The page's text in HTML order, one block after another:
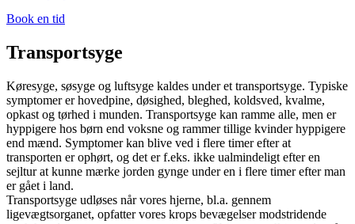
Book en tid
Transport­syge
Køresyge, søsyge og luftsyge kaldes under et transportsyge. Typiske
symptomer er hovedpine, døsighed, bleghed, koldsved, kvalme,
opkast og tørhed i munden. Transportsyge kan ramme alle, men er
hyppigere hos børn end voksne og rammer tillige kvinder hyppigere
end mænd. Symptomer kan blive ved i flere timer efter at
transporten er ophørt, og det er f.eks. ikke ualmindeligt efter en
sejltur at kunne mærke jorden gynge under en i flere timer efter man
er gået i land.
Transportsyge udløses når vores hjerne, bl.a. gennem
ligevægtsorganet, opfatter vores krops bevægelser modstridende